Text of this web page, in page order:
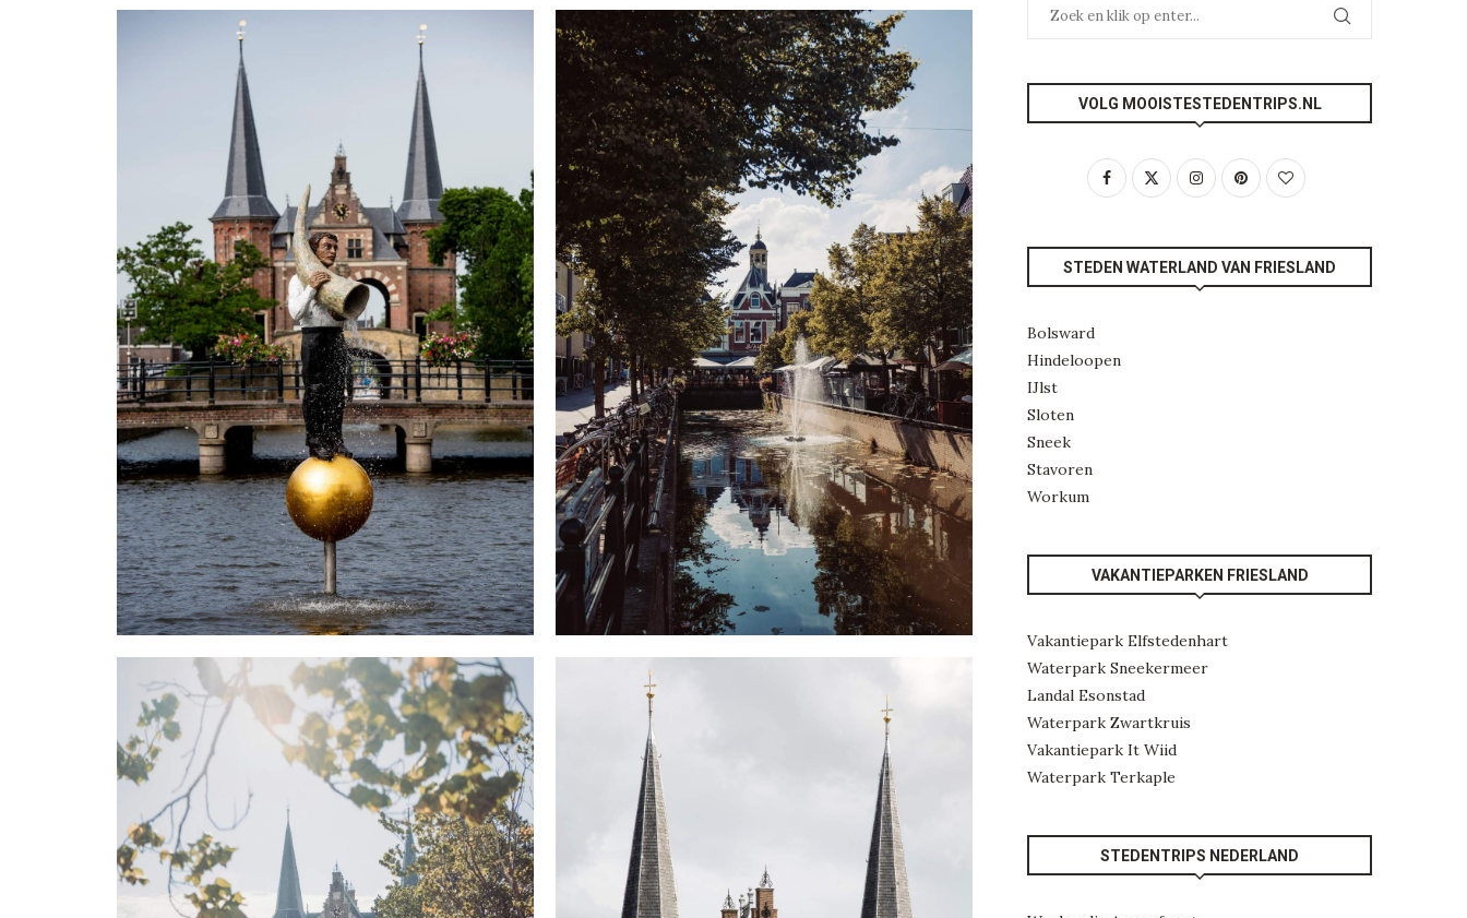
VOLG MOOISTESTEDENTRIPS.NL
STEDEN WATERLAND VAN FRIESLAND
Bolsward
Hindeloopen
IJlst
Sloten
Sneek
Stavoren
Workum
VAKANTIEPARKEN FRIESLAND
Vakantiepark Elfstedenhart
Waterpark Sneekermeer
Landal Esonstad
Waterpark Zwartkruis
Vakantiepark It Wiid
Waterpark Terkaple
STEDENTRIPS NEDERLAND